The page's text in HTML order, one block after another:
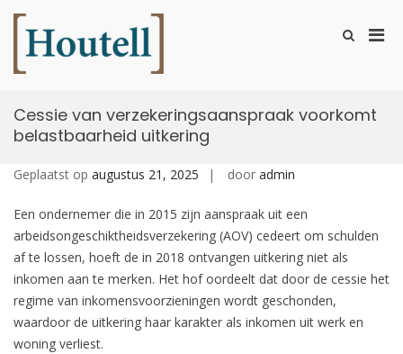
naar
inhoud
Toon
Cessie van verzekeringsaanspraak voorkomt
belastbaarheid uitkering
Geplaatst op augustus 21, 2025 door admin
Een ondernemer die in 2015 zijn aanspraak uit een
arbeidsongeschiktheidsverzekering (AOV) cedeert om schulden
af te lossen, hoeft de in 2018 ontvangen uitkering niet als
inkomen aan te merken. Het hof oordeelt dat door de cessie het
regime van inkomensvoorzieningen wordt geschonden,
waardoor de uitkering haar karakter als inkomen uit werk en
woning verliest.